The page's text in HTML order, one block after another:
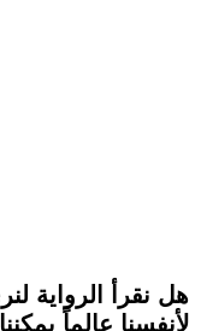
هل نقرأ الرواية
لأنفسنا عالماً